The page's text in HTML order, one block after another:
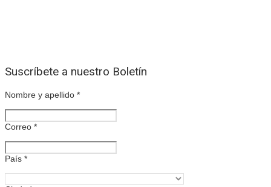
Suscríbete a nuestro Boletín
Nombre y apellido *
Correo *
País *